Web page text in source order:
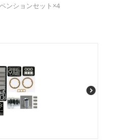
ンションセット×4